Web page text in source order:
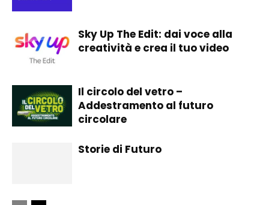
Sky Up The Edit: dai voce alla
creatività e crea il tuo video
Il circolo del vetro –
Addestramento al futuro
circolare
Storie di Futuro